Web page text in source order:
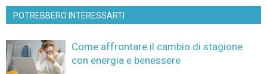
POTREBBERO INTERESSARTI
Come affrontare il cambio di stagione
con energia e benessere